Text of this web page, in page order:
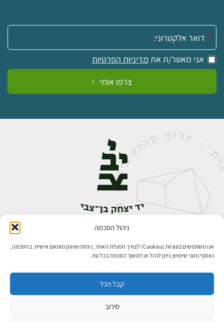
ניהול הסכמה
אנו משתמשים בעוגיות (Cookies) לצורך הפעלת האתר, ניתוח ושיווק מותאם אישית. בהסכמה,
נאסוף נתוני שימוש; ניתן לנהל או למשוך הסכמה בכל עת.
קבל הכל
סירוב
אימייל:
אני מאשר/ת את מדיניות הפרטיות
צרפו אותי
אבן גבירול 14, רחביה, ירושלים